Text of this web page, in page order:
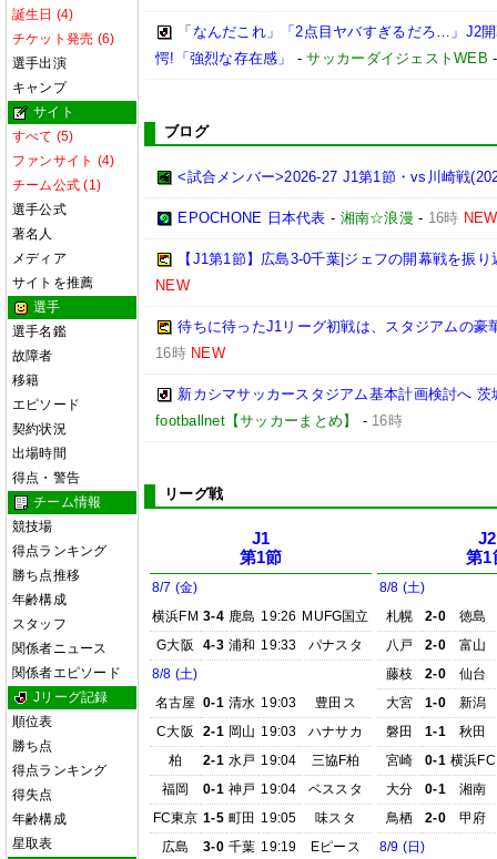
誕生日 (4)
チケット発売 (6)
選手出演
キャンプ
サイト
すべて (5)
ファンサイト (4)
チーム公式 (1)
選手公式
著名人
メディア
サイトを推薦
選手
選手名鑑
故障者
移籍
エピソード
契約状況
出場時間
得点・警告
チーム情報
競技場
得点ランキング
勝ち点推移
年齢構成
スタッフ
関係者ニュース
関係者エピソード
Jリーグ記録
順位表
勝ち点
得点ランキング
得失点
年齢構成
星取表
「なんだこれ」「2点目ヤバすぎるだろ…」J2
愕!「強烈な存在感」
-サッカーダイジェストWEB
ブログ
<試合メンバー>2026-27 J1第1節・vs川崎戦
EPOCHONE 日本代表 - 湘南☆浪漫 - 16時 NEW
【J1第1節】広島3-0千葉|ジェフの開幕戦を振
NEW
待ちに待ったJ1リーグ初戦は、スタジアムの豪
16時 NEW
新カシマサッカースタジアム基本計画検討へ
footballnet【サッカーまとめ】
- 16時
リーグ戦
J1
第1節
8/7 (金)
横浜FM 3-4 鹿島 19:26 MUFG国立
G大阪
4-3 浦和 19:33
パナスタ
8/8 (土)
名古屋 0-1 清水 19:03
豊田ス
C大阪
2-1 岡山 19:03
ハナサカ
柏
2-1 水戸 19:04
三協F柏
福岡
0-1 神戸 19:04
ベススタ
FC東京 1-5 町田 19:05
味スタ
広島
3-0 千葉 19:19
Eピース
J2
第1
8/8 (土)
札幌
2-0
徳島
八戸
2-0
富山
藤枝
2-0
仙台
大宮
1-0
新潟
磐田
1-1
秋田
宮崎
0-1 横浜FC
大分
0-1
湘南
鳥栖
2-0
甲府
8/9 (日)